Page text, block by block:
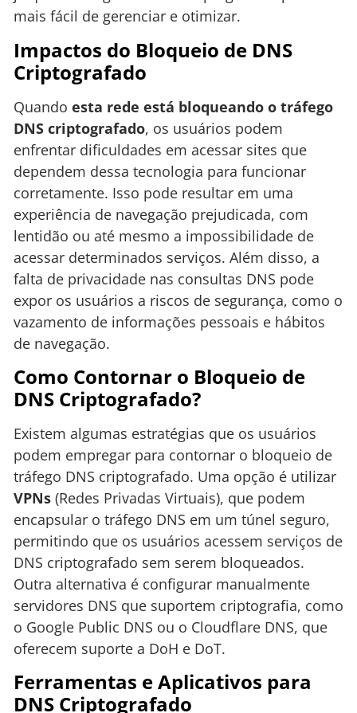
mais fácil de gerenciar e otimizar.
Impactos do Bloqueio de DNS
Criptografado
Quando esta rede está bloqueando o tráfego
DNS criptografado, os usuários podem
enfrentar dificuldades em acessar sites que
dependem dessa tecnologia para funcionar
corretamente. Isso pode resultar em uma
experiência de navegação prejudicada, com
lentidão ou até mesmo a impossibilidade de
acessar determinados serviços. Além disso, a
falta de privacidade nas consultas DNS pode
expor os usuários a riscos de segurança, como o
vazamento de informações pessoais e hábitos
de navegação.
Como Contornar o Bloqueio de
DNS Criptografado?
Existem algumas estratégias que os usuários
podem empregar para contornar o bloqueio de
tráfego DNS criptografado. Uma opção é utilizar
VPNs (Redes Privadas Virtuais), que podem
encapsular o tráfego DNS em um túnel seguro,
permitindo que os usuários acessem serviços de
DNS criptografado sem serem bloqueados.
Outra alternativa é configurar manualmente
servidores DNS que suportem criptografia, como
o Google Public DNS ou o Cloudflare DNS, que
oferecem suporte a DoH e DoT.
Ferramentas e Aplicativos para
DNS Criptografado